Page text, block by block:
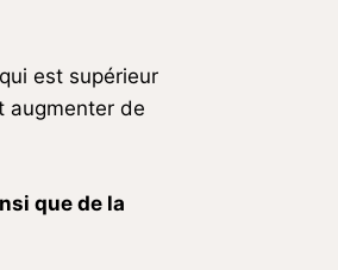
est supérieur
augmenter de
que de la